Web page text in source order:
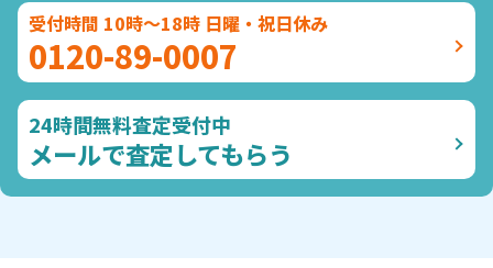
受付時間 10時～18時 日曜・祝日休み
0120-89-0007
24時間無料査定受付中
メールで査定してもらう